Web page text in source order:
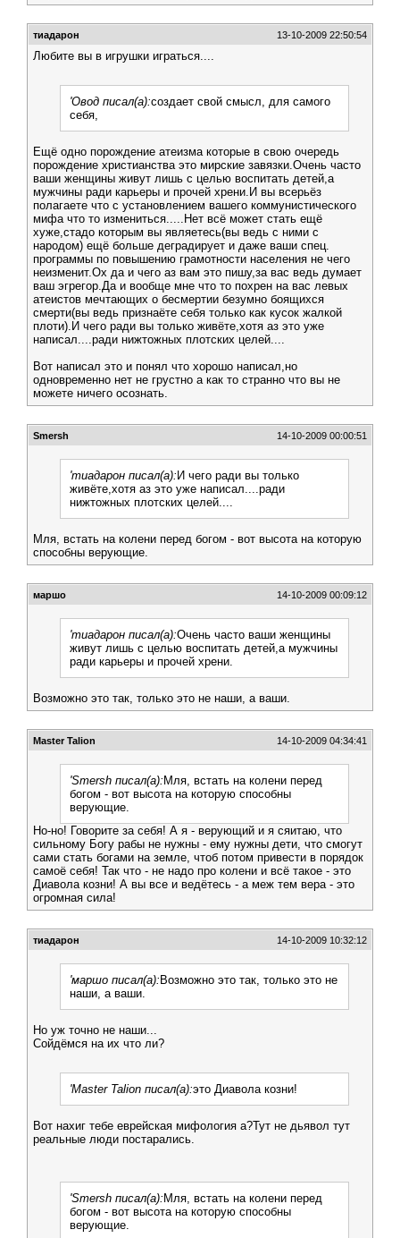
тиадарон 13-10-2009 22:50:54
Любите вы в игрушки играться....
'Овод писал(а):создает свой смысл, для самого
себя,
Ещё одно порождение атеизма которые в свою очередь
порождение христианства это мирские завязки.Очень часто
ваши женщины живут лишь с целью воспитать детей,а
мужчины ради карьеры и прочей хрени.И вы всерьёз
полагаете что с установлением вашего коммунистического
мифа что то измениться.....Нет всё может стать ещё
хуже,стадо которым вы являетесь(вы ведь с ними с
народом) ещё больше деградирует и даже ваши спец.
программы по повышению грамотности населения не чего
неизменит.Ох да и чего аз вам это пишу,за вас ведь думает
ваш эгрегор.Да и вообще мне что то похрен на вас левых
атеистов мечтающих о бесмертии безумно боящихся
смерти(вы ведь признаёте себя только как кусок жалкой
плоти).И чего ради вы только живёте,хотя аз это уже
написал....ради нижтожных плотских целей....
Вот написал это и понял что хорошо написал,но
одновременно нет не грустно а как то странно что вы не
можете ничего осознать.
Smersh 14-10-2009 00:00:51
'тиадарон писал(а): И чего ради вы только
живёте,хотя аз это уже написал....ради
нижтожных плотских целей....
Мля, встать на колени перед богом - вот высота на которую
способны верующие.
маршо 14-10-2009 00:09:12
'тиадарон писал(а):Очень часто ваши женщины
живут лишь с целью воспитать детей,а мужчины
ради карьеры и прочей хрени.
Возможно это так, только это не наши, а ваши.
Master Talion 14-10-2009 04:34:41
'Smersh писал(а): Мля, встать на колени перед
богом - вот высота на которую способны
верующие.
Но-но! Говорите за себя! А я - верующий и я сяитаю, что
сильному Богу рабы не нужны - ему нужны дети, что смогут
сами стать богами на земле, чтоб потом привести в порядок
самоё себя! Так что - не надо про колени и всё такое - это
Диавола козни! А вы все и ведётесь - а меж тем вера - это
огромная сила!
тиадарон 14-10-2009 10:32:12
'маршо писал(а): Возможно это так, только это не
наши, а ваши.
Но уж точно не наши...
Сойдёмся на их что ли?
'Master Talion писал(а):это Диавола козни!
Вот нахиг тебе еврейская мифология а?Тут не дьявол тут
реальные люди постарались.
'Smersh писал(а): Мля, встать на колени перед
богом - вот высота на которую способны
верующие.